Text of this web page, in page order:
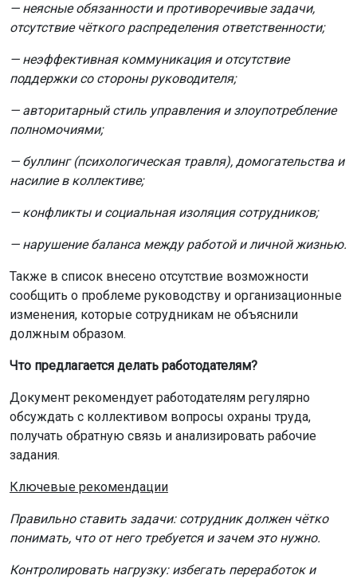
— неясные обязанности и противоречивые задачи,
отсутствие чёткого распределения ответственности;
— неэффективная коммуникация и отсутствие
поддержки со стороны руководителя;
— авторитарный стиль управления и злоупотребление
полномочиями;
— буллинг (психологическая травля), домогательства и
насилие в коллективе;
— конфликты и социальная изоляция сотрудников;
— нарушение баланса между работой и личной жизнью.
Также в список внесено отсутствие возможности
сообщить о проблеме руководству и организационные
изменения, которые сотрудникам не объяснили
должным образом.
Что предлагается делать работодателям?
Документ рекомендует работодателям регулярно
обсуждать с коллективом вопросы охраны труда,
получать обратную связь и анализировать рабочие
задания.
Ключевые рекомендации
Правильно ставить задачи: сотрудник должен чётко
понимать, что от него требуется и зачем это нужно.
Контролировать нагрузку: избегать переработок и